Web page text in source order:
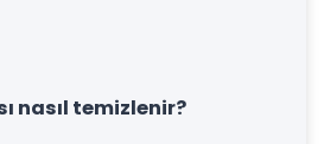
nasıl temizlenir?